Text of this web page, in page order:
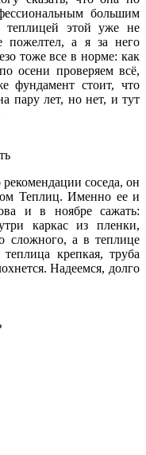
большим
теплицей этой уже не
пожелтел, а я за него
тоже все в норме: как
осени проверяем всё,
фундамент стоит, что
пару лет, но нет, и тут
соседа, он
Теплиц. Именно ее и
и в ноябре сажать:
каркас из пленки,
сложного, а в теплице
крепкая, труба
Надеемся, долго